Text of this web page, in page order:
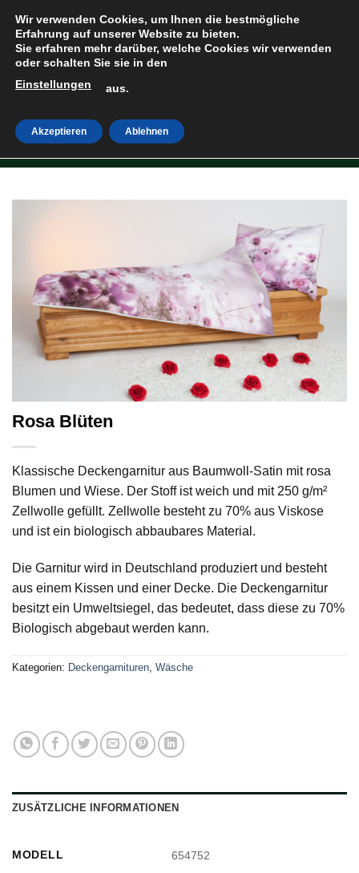
Inhalt
springen
HOME
Rosa Blüten
Klassische Deckengarnitur aus Baumwoll-Satin mit rosa
Blumen und Wiese. Der Stoff ist weich und mit 250 g/m²
Zellwolle gefüllt. Zellwolle besteht zu 70% aus Viskose
und ist ein biologisch abbaubares Material.
Die Garnitur wird in Deutschland produziert und besteht
aus einem Kissen und einer Decke. Die Deckengarnitur
besitzt ein Umweltsiegel, das bedeutet, dass diese zu 70%
Biologisch abgebaut werden kann.
Kategorien: Deckengarnituren, Wäsche
ZUSÄTZLICHE INFORMATIONEN
MODELL 654752
Wir verwenden Cookies, um Ihnen die bestmögliche
Erfahrung auf unserer Website zu bieten.
Sie erfahren mehr darüber, welche Cookies wir verwenden
oder schalten Sie sie in den
Einstellungen
aus.
Akzeptieren Ablehnen